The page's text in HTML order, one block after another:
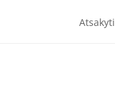
Atsakyti